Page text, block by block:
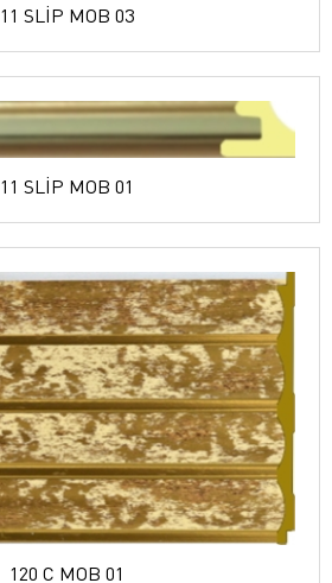
11 SLİP MOB 03
11 SLİP MOB 01
120 C MOB 01